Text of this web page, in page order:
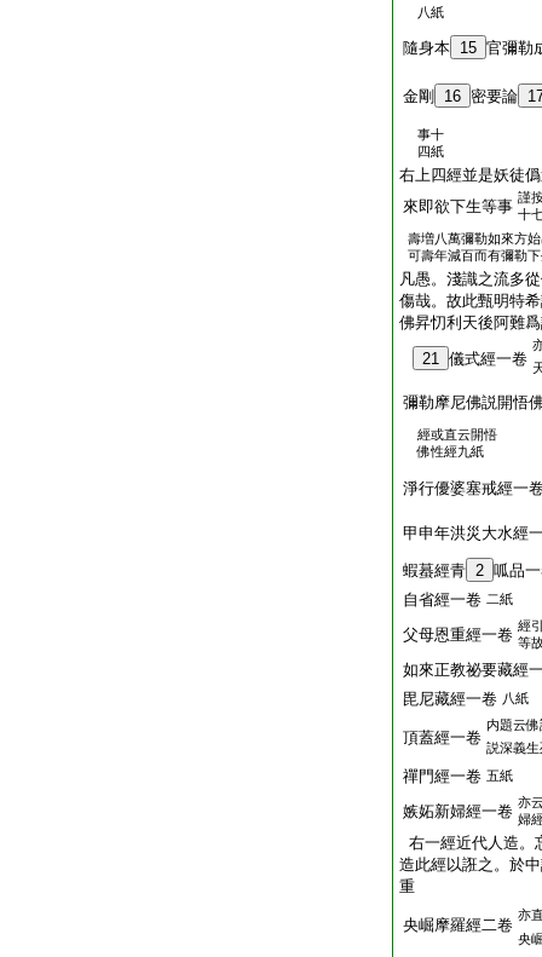
八紙
隨身本 15 官彌勒
金剛 16 密要論
事十
四紙
右上四經並是妖徒
來即欲下生等事 謹
十
壽増八萬彌勒如來方
可壽年減百而有彌勒
凡愚。淺識之流多
傷哉。故此甄明特
佛昇忉利天後阿難
21 儀式經一卷
彌勒摩尼佛説開悟
經或直云開悟
佛性經九紙
淨行優婆塞戒經一
甲申年洪災大水經
蝦蟇經青 2 呱品
自省經一卷 二紙
父母恩重經一卷 經
等
如來正教祕要藏經
毘尼藏經一卷 八紙
頂蓋經一卷
内題云
説深義
禪門經一卷 五紙
嫉妬新婦經一卷 亦
婦
右一經近代人造。
造此經以誑之。於
重
央崛摩羅經二卷
亦
央